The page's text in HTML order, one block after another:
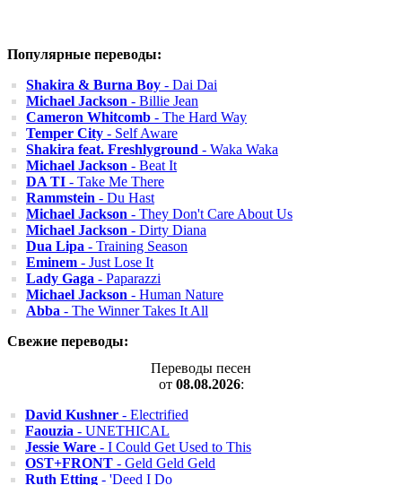
Популярные переводы:
Shakira & Burna Boy - Dai Dai
Michael Jackson - Billie Jean
Cameron Whitcomb - The Hard Way
Temper City - Self Aware
Shakira feat. Freshlyground - Waka Waka
Michael Jackson - Beat It
DA TI - Take Me There
Rammstein - Du Hast
Michael Jackson - They Don't Care About Us
Michael Jackson - Dirty Diana
Dua Lipa - Training Season
Eminem - Just Lose It
Lady Gaga - Paparazzi
Michael Jackson - Human Nature
Abba - The Winner Takes It All
Свежие переводы:
Переводы песен
от 08.08.2026:
David Kushner - Electrified
Faouzia - UNETHICAL
Jessie Ware - I Could Get Used to This
OST+FRONT - Geld Geld Geld
Ruth Etting - 'Deed I Do